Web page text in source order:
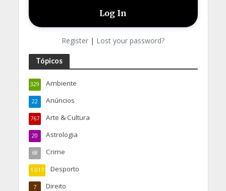
Register | Lost your password?
Tópicos
Ambiente
329
Anúncios
22
Arte & Cultura
767
Astrologia
20
Crime
68
Desporto
1.017
Direito
7